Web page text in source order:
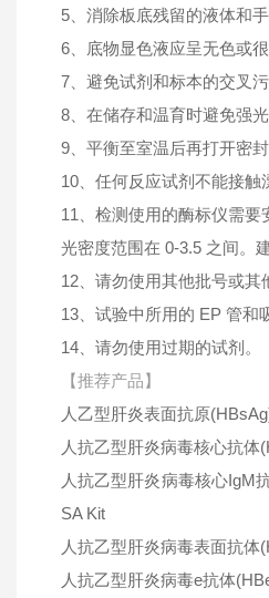
5、消除板底残留的液体和
6、底物显色液应呈无色或很
7、避免试剂和标本的交叉
8、在储存和温育时避免强光
9、平衡至室温后再打开密
10、任何反应试剂不能接触
11、检测使用的酶标仪需要
光密度范围在 0-3.5 之间。
12、请勿使用其他批号或其
13、试验中所用的 EP 管和
14、请勿使用过期的试剂。
【推荐产品】
人乙型肝炎表面抗原
人抗乙型肝炎病毒核心抗体
人抗乙型肝炎病毒核心IgM
SA Kit
人抗乙型肝炎病毒表面抗体
人抗乙型肝炎病毒e抗体